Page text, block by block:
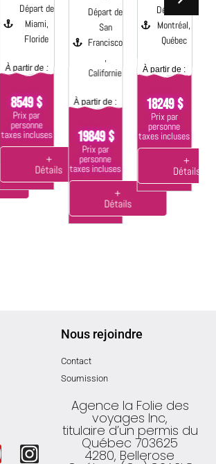
Départ de
Miami,
Floride
À partir de :
8549 $
Prix par
personne
taxes incluses
+
Détails
Départ de
San
Francisco
,
Californie
À partir de :
19849 $
Prix par
personne
taxes incluses
+
Détails
Départ de
Montréal,
Québec
À partir de :
18249 $
Prix par
personne
taxes incluses
+
Détails
Nous rejoindre
Contact
Soumission
Agence la Folie des
voyages Inc,
titulaire d’un permis du
Québec 703625
4280, Bellerose